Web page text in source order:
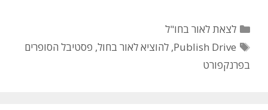
קטגוריות
לצאת לאור בחו"ל
תגיות
Publish Drive
,להוציא לאור בחול, פסטיבל הסופרים
בפרנקפורט